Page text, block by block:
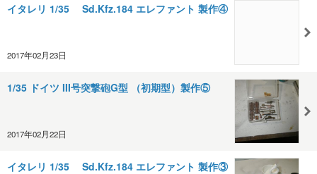
イタレリ 1/35 Sd.Kfz.184 エレファント 製作④
2017年02月23日
1/35 ドイツ III号突撃砲G型 （初期型）製作⑤
2017年02月22日
イタレリ 1/35 Sd.Kfz.184 エレファント 製作③